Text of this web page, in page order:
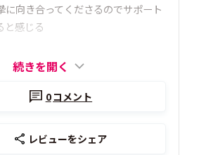
に向き合ってくださるのでサポート
と感じる
続きを開く
0コメント
レビューをシェア